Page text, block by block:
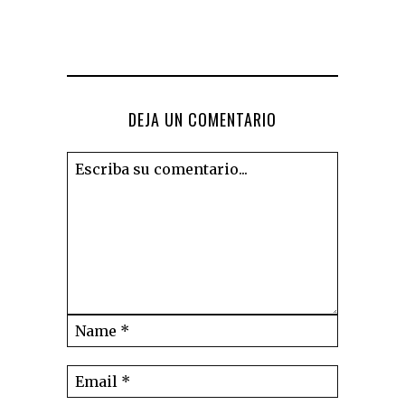
DEJA UN COMENTARIO